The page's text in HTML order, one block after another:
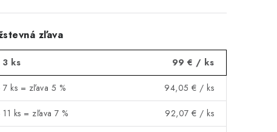
zľava
3 ks 99 € / ks
7 ks = zľava 5 % 94,05 € / ks
11 ks = zľava 7 % 92,07 € / ks